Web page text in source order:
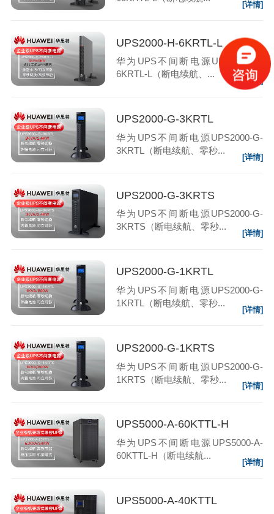
[详情]
UPS2000-H-6KRTL-L
华为UPS不间断电源UPS2000-H-
6KRTL-L（断电续航、...
[详情]
UPS2000-G-3KRTL
华为UPS不间断电源UPS2000-G-
3KRTL（断电续航、零秒...
[详情]
UPS2000-G-3KRTS
华为UPS不间断电源UPS2000-G-
3KRTS（断电续航、零秒...
[详情]
UPS2000-G-1KRTL
华为UPS不间断电源UPS2000-G-
1KRTL（断电续航、零秒...
[详情]
UPS2000-G-1KRTS
华为UPS不间断电源UPS2000-G-
1KRTS（断电续航、零秒...
[详情]
UPS5000-A-60KTTL-H
华为UPS不间断电源UPS5000-A-
60KTTL-H（断电续航...
[详情]
UPS5000-A-40KTTL